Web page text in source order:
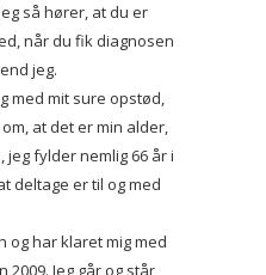
så hører, at du er
når du fik diagnosen
jeg.
med mit sure opstød,
at det er min alder,
fylder nemlig 66 år i
deltage er til og med
og har klaret mig med
Jeg går og står